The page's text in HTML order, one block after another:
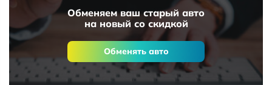
Обменяем ваш старый авто
на новый со скидкой
Обменять авто